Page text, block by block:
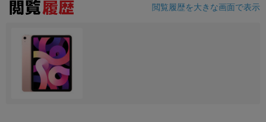
閲覧履歴を大きな画面で表示
ただし機能別のみ「and検索」となります。